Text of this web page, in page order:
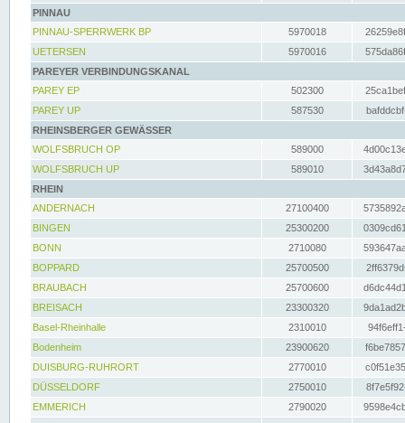
PINNAU
PINNAU-SPERRWERK BP
5970018
UETERSEN
5970016
PAREYER VERBINDUNGSKANAL
PAREY EP
502300
PAREY UP
587530
RHEINSBERGER GEWÄSSER
WOLFSBRUCH OP
589000
WOLFSBRUCH UP
589010
RHEIN
ANDERNACH
27100400
BINGEN
25300200
BONN
2710080
BOPPARD
25700500
BRAUBACH
25700600
BREISACH
23300320
Basel-Rheinhalle
2310010
Bodenheim
23900620
DUISBURG-RUHRORT
2770010
DÜSSELDORF
2750010
EMMERICH
2790020